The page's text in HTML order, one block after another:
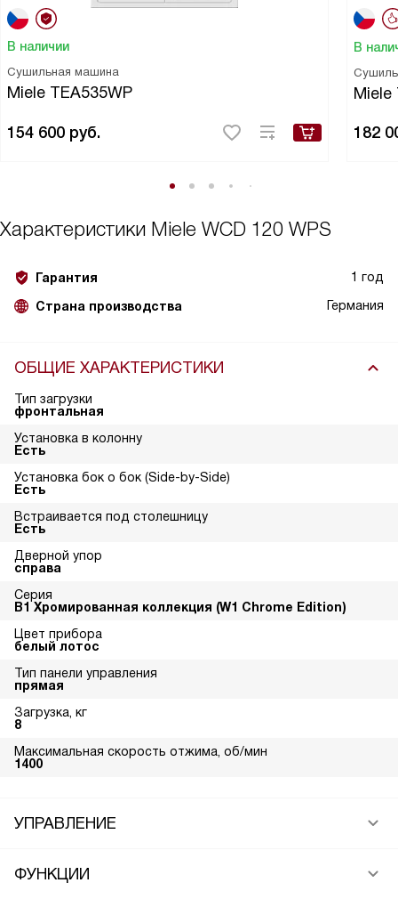
В наличии
Сушильная машина
Miele TEA535WP
154 600 руб.
В
Miele
182
Характеристики Miele WCD 120 WPS
Гарантия 1 год
Страна производства Германия
ОБЩИЕ ХАРАКТЕРИСТИКИ
Тип загрузки
фронтальная
Установка в колонну
Есть
Установка бок о бок (Side-by-Side)
Есть
Встраивается под столешницу
Есть
Дверной упор
справа
Серия
В1 Хромированная коллекция (W1 Chrome Edition)
Цвет прибора
белый лотос
Тип панели управления
прямая
Загрузка, кг
8
Максимальная скорость отжима, об/мин
1400
УПРАВЛЕНИЕ
ФУНКЦИИ